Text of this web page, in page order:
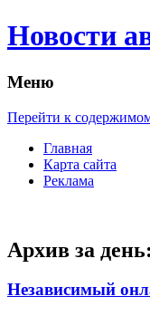
Новости
Меню
Перейти к
Главная
Карта сайта
Реклама
Архив за день:
Независимый